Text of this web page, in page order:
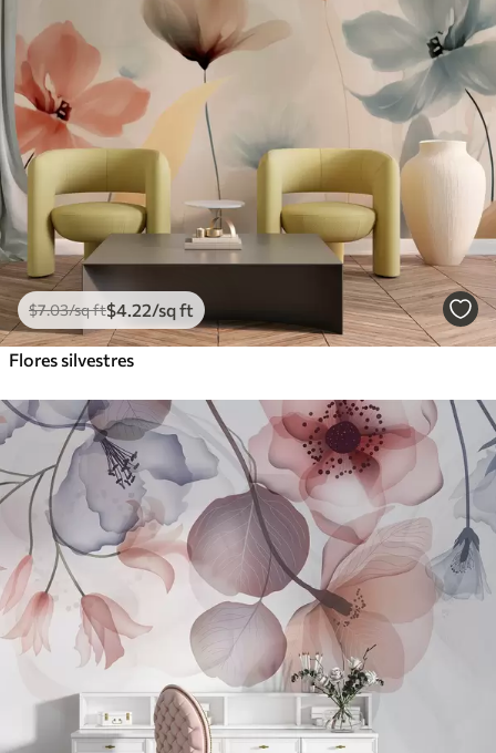
$7.03/sq ft$4 .22/sq ft
Flores silvestres